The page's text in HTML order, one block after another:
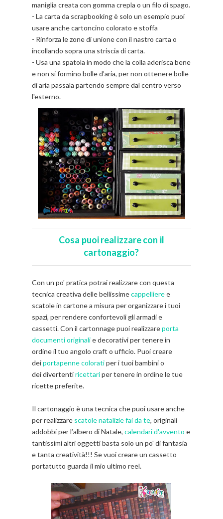
maniglia creata con gomma crepla o un filo di spago.
- La carta da scrapbooking è solo un esempio puoi
usare anche cartoncino colorato e stoffa
- Rinforza le zone di unione con il nastro carta o
incollando sopra una striscia di carta.
- Usa una spatola in modo che la colla aderisca bene
e non si formino bolle d’aria, per non ottenere bolle
di aria passala partendo sempre dal centro verso
l'esterno.
Cosa puoi realizzare con il
cartonaggio?
Con un po' pratica potrai realizzare con questa
tecnica creativa delle bellissimecappellieree
scatole in cartone a misura per organizzare i tuoi
spazi, per rendere confortevoli gli armadi e
cassetti. Con il cartonnage puoi realizzareporta
documenti originalie decorativi per tenere in
ordine il tuo angolo craft o ufficio. Puoi creare
deiportapenne coloratiper i tuoi bambini o
dei divertentiricettariper tenere in ordine le tue
ricette preferite.
Il cartonaggio è una tecnica che puoi usare anche
per realizzare scatole natalizie fai da te, originali
addobbi per l’albero di Natale, calendari d'avvento e
tantissimi altri oggetti basta solo un po' di fantasia
e tanta creatività!!! Se vuoi creare un cassetto
portatutto guarda il mio ultimo reel.